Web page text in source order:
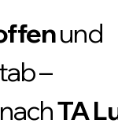
und
–
TA